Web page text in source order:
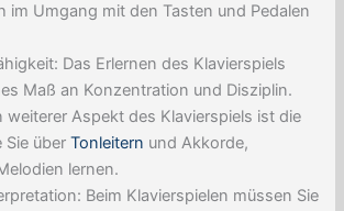
im Umgang mit den Tasten und Pedalen
Das Erlernen des Klavierspiels
Maß an Konzentration und Disziplin.
weiterer Aspekt des Klavierspiels ist die
Sie überTonleitern und Akkorde,
lernen.
Beim Klavierspielen müssen Sie